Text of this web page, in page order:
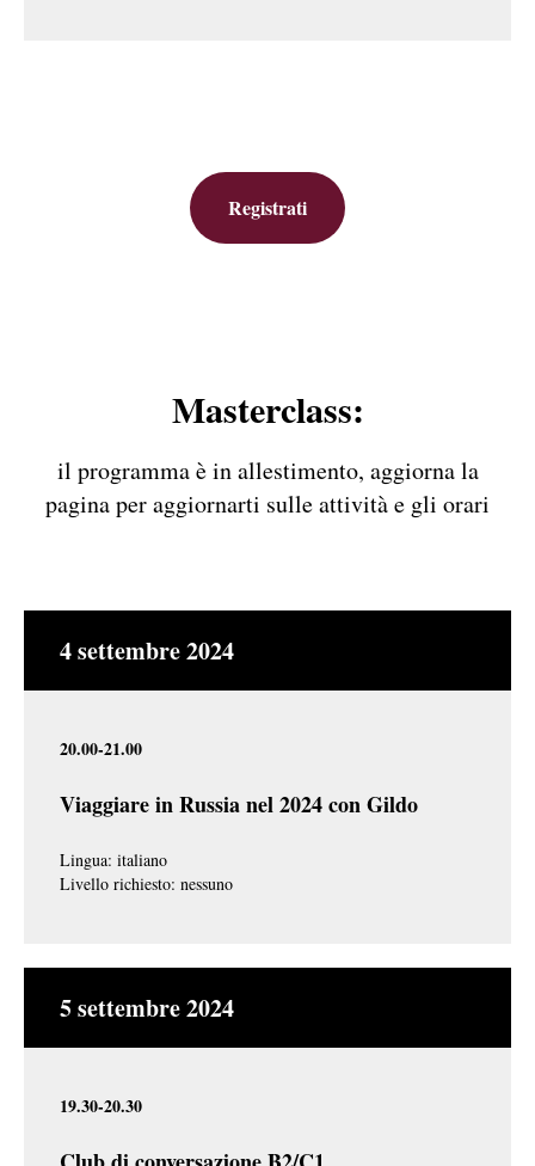
Registrati
Masterclass:
il programma è in allestimento, aggiorna la
pagina per aggiornarti sulle attività e gli orari
4 settembre 2024
20.00-21.00
Viaggiare in Russia nel 2024 con Gildo
Lingua: italiano
Livello richiesto: nessuno
5 settembre 2024
19.30-20.30